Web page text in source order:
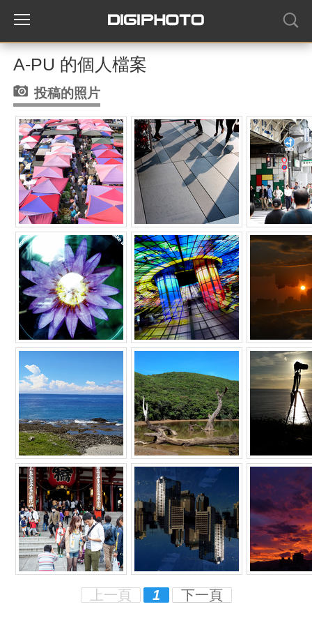
A-PU 的個人檔案
投稿的照片
上一頁 1 下一頁